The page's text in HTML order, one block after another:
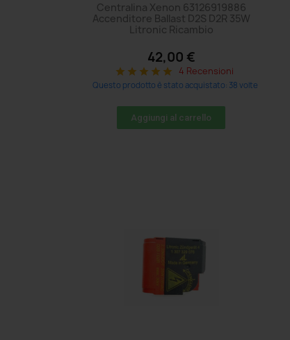
Centralina Xenon 63126919886
Accenditore Ballast D2S D2R 35W
Litronic Ricambio
42,00 €
star star star star star 4 Recensioni
Questo prodotto è stato acquistato: 38 volte
Aggiungi al carrello